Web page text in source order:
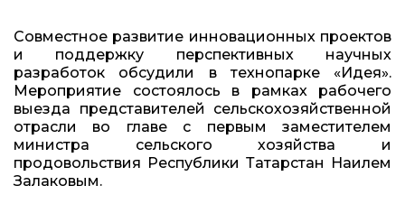
Совместное развитие инновационных проектов
и поддержку перспективных научных
разработок обсудили в технопарке «Идея».
Мероприятие состоялось в рамках рабочего
выезда представителей сельскохозяйственной
отрасли во главе с первым заместителем
министра сельского хозяйства и
продовольствия Республики Татарстан Наилем
Залаковым.